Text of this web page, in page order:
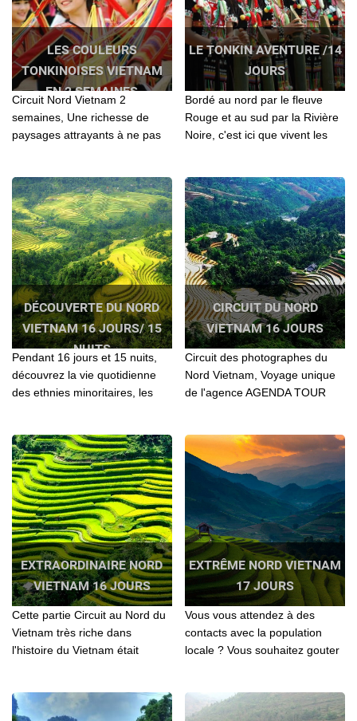
LES COULEURS
TONKINOISES VIETNAM
EN 2 SEMAINES
Circuit Nord Vietnam 2
semaines, Une richesse de
paysages attrayants à ne pas
Cang Chai - Ha Giang - Ba Be -
Baie d'Halong - Ninh Binh
LE TONKIN AVENTURE /14
JOURS
Bordé au nord par le fleuve
Rouge et au sud par la Rivière
Noire, c'est ici que vivent les
Chi…
DÉCOUVERTE DU NORD
VIETNAM 16 JOURS/ 15
NUITS
Pendant 16 jours et 15 nuits,
découvrez la vie quotidienne
des ethnies minoritaires, les
chez l’habitant, apprenez à
cuisiner et détendez-vous le
temps d’une croisière en
bateau.
CIRCUIT DU NORD
VIETNAM 16 JOURS
Circuit des photographes du
Nord Vietnam, Voyage unique
de l'agence AGENDA TOUR
authentique, Aventure, en moto
taxi, balade à pider,
Randonnée – Voyage privé
EXTRAORDINAIRE NORD
VIETNAM 16 JOURS
Cette partie Circuit au Nord du
Vietnam très riche dans
l'histoire du Vietnam était
sauvage...
EXTRÊME NORD VIETNAM
17 JOURS
Vous vous attendez à des
contacts avec la population
locale ? Vous souhaitez gouter
fait pour vous...